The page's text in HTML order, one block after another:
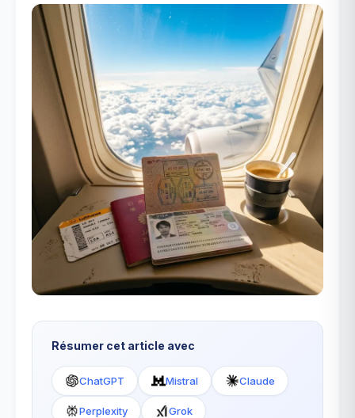
Résumer cet article avec
ChatGPT Mistral Claude
Perplexity Grok